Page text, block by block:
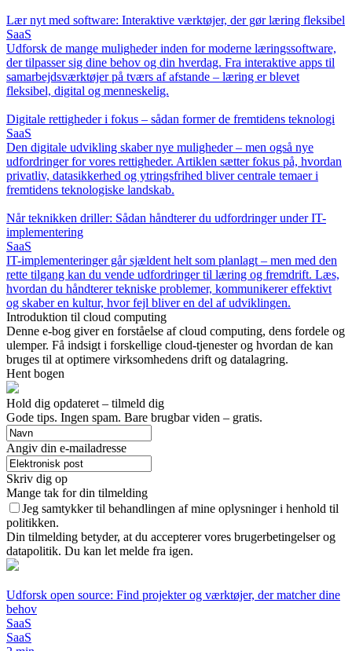
Lær nyt med software: Interaktive værktøjer, der gør læring fleksibel
SaaS
Udforsk de mange muligheder inden for moderne læringssoftware,
der tilpasser sig dine behov og din hverdag. Fra interaktive apps til
samarbejdsværktøjer på tværs af afstande – læring er blevet
fleksibel, digital og menneskelig.
Digitale rettigheder i fokus – sådan former de fremtidens teknologi
SaaS
Den digitale udvikling skaber nye muligheder – men også nye
udfordringer for vores rettigheder. Artiklen sætter fokus på, hvordan
privatliv, datasikkerhed og ytringsfrihed bliver centrale temaer i
fremtidens teknologiske landskab.
Når teknikken driller: Sådan håndterer du udfordringer under IT-
implementering
SaaS
IT-implementeringer går sjældent helt som planlagt – men med den
rette tilgang kan du vende udfordringer til læring og fremdrift. Læs,
hvordan du håndterer tekniske problemer, kommunikerer effektivt
og skaber en kultur, hvor fejl bliver en del af udviklingen.
Introduktion til cloud computing
Denne e-bog giver en forståelse af cloud computing, dens fordele og
ulemper. Få indsigt i forskellige cloud-tjenester og hvordan de kan
bruges til at optimere virksomhedens drift og datalagring.
Hent bogen
Hold dig opdateret – tilmeld dig
Gode tips. Ingen spam. Bare brugbar viden – gratis.
Angiv din e-mailadresse
Skriv dig op
Mange tak for din tilmelding
Jeg samtykker til behandlingen af mine oplysninger i henhold til
politikken.
Din tilmelding betyder, at du accepterer vores brugerbetingelser og
datapolitik. Du kan let melde fra igen.
Udforsk open source: Find projekter og værktøjer, der matcher dine
behov
SaaS
SaaS